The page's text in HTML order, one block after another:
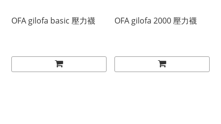
OFA gilofa basic 壓力襪 OFA gilofa 2000 壓力襪